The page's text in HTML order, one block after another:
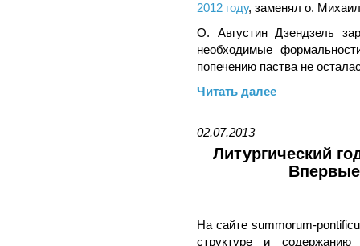
2012 году, заменял о.
О. Августин Дзендзель
необходимые
попечению паства не
Читать далее
02.07.2013
Литургический
На сайте summorum-
структуре и содержанию